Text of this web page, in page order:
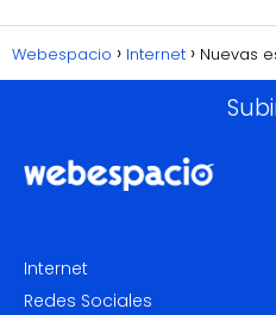
Webespacio Internet Nuevas
Internet
Redes Sociales